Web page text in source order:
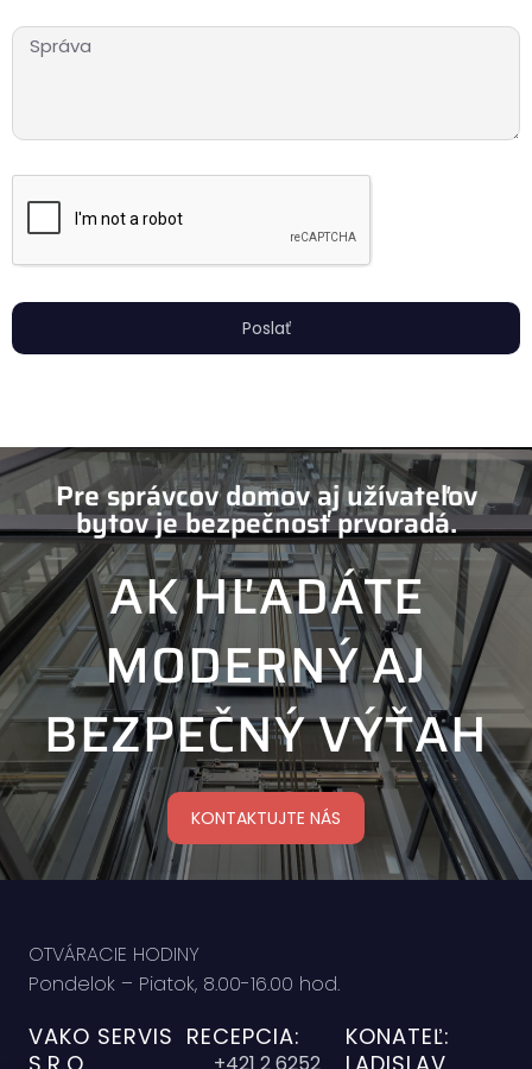
Poslať
Pre správcov domov aj užívateľov
bytov je bezpečnosť prvoradá.
AK HĽADÁTE
MODERNÝ AJ
BEZPEČNÝ VÝŤAH
KONTAKTUJTE NÁS
OTVÁRACIE HODINY
Pondelok – Piatok, 8.00-16.00 hod.
RECEPCIA:
KONATEĽ:
VAKO SERVIS